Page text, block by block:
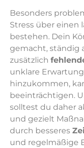
Besonders
Stress über einen
bestehen. Dein
gemacht, ständig
zusätzlich
unklare
hinzukommen,
beeinträchtigen.
solltest du daher
und gezielt
durch besseres
und regelmäßige